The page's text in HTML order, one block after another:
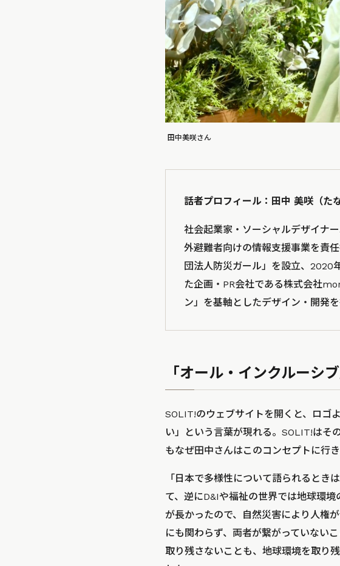
田中美咲さん
話者プロフィール：田中 美咲（た
社会起業家・ソーシャルデザイナ
外避難者向けの情報支援事業を責
団法人防災ガール」を設立、2020
た企画・PR会社である株式会社
ン」を基軸としたデザイン・開発
「オール・インクルーシ
SOLIT!のウェブサイトを開くと、ロゴ
い」という言葉が現れる。SOLIT!はそ
もなぜ田中さんはこのコンセプトに行き
「日本で多様性について語られるとき
て、逆にD&Iや福祉の世界では地球環
が長かったので、自然災害により人権
にも関わらず、両者が繋がっていない
取り残さないことも、地球環境を取り